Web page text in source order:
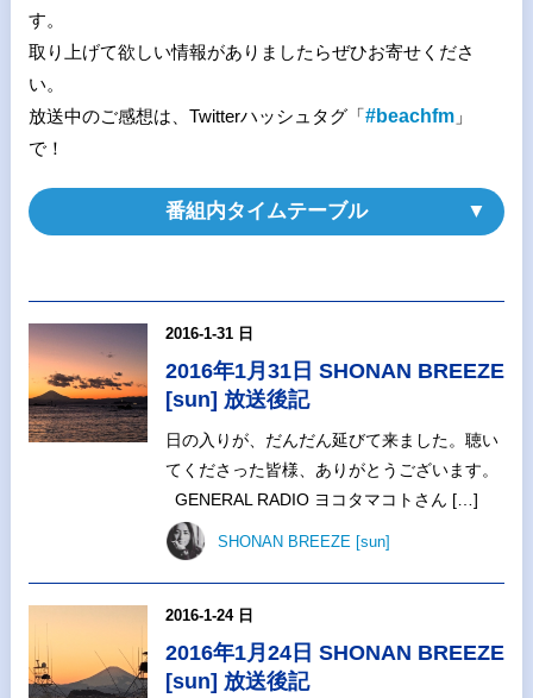
す。
取り上げて欲しい情報がありましたらぜひお寄せくださ
い。
放送中のご感想は、Twitterハッシュタグ「#beachfm」
で！
番組内タイムテーブル
2016-1-31 日
2016年1月31日 SHONAN BREEZE
[sun] 放送後記
日の入りが、だんだん延びて来ました。聴い
てくださった皆様、ありがとうございます。
GENERAL RADIO ヨコタマコトさん […]
SHONAN BREEZE [sun]
2016-1-24 日
2016年1月24日 SHONAN BREEZE
[sun] 放送後記